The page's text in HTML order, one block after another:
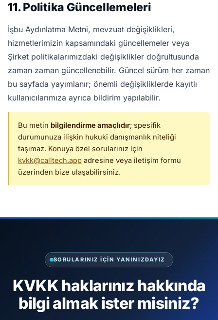
11. Politika Güncellemeleri
İşbu Aydınlatma Metni, mevzuat değişiklikleri,
hizmetlerimizin kapsamındaki güncellemeler veya
Şirket politikalarımızdaki değişiklikler doğrultusunda
zaman zaman güncellenebilir. Güncel sürüm her zaman
bu sayfada yayımlanır; önemli değişikliklerde kayıtlı
kullanıcılarımıza ayrıca bildirim yapılabilir.
Bu metin bilgilendirme amaçlıdır; spesifik
durumunuza ilişkin hukuki danışmanlık niteliği
taşımaz. Konuya özel sorularınız için
kvkk@calltech.appadresine veya iletişim formu
üzerinden bize ulaşabilirsiniz.
SORULARINIZ IÇIN YANINIZDAYIZ
KVKK haklarınız hakkında
bilgi almak ister misiniz?